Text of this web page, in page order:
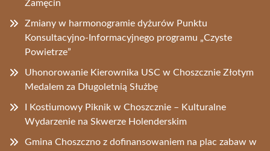
Zamęcin
Zmiany w harmonogramie dyżurów Punktu
Konsultacyjno-Informacyjnego programu „Czyste
Powietrze”
Uhonorowanie Kierownika USC w Choszcznie Złotym
Medalem za Długoletnią Służbę
I Kostiumowy Piknik w Choszcznie – Kulturalne
Wydarzenie na Skwerze Holenderskim
Gmina Choszczno z dofinansowaniem na plac zabaw w